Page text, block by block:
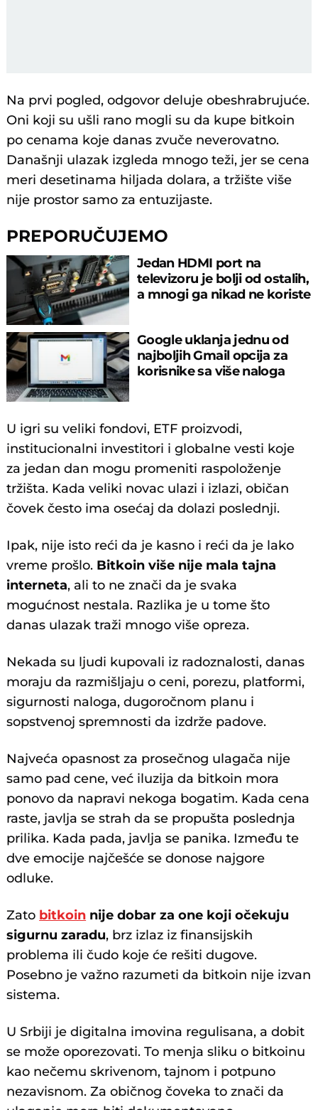
Na prvi pogled, odgovor deluje obeshrabrujuće.
Oni koji su ušli rano mogli su da kupe bitkoin
po cenama koje danas zvuče neverovatno.
Današnji ulazak izgleda mnogo teži, jer se cena
meri desetinama hiljada dolara, a tržište više
nije prostor samo za entuzijaste.
PREPORUČUJEMO
Jedan HDMI port na
televizoru je bolji od ostalih,
a mnogi ga nikad ne koriste
Google uklanja jednu od
najboljih Gmail opcija za
korisnike sa više naloga
U igri su veliki fondovi, ETF proizvodi,
institucionalni investitori i globalne vesti koje
za jedan dan mogu promeniti raspoloženje
tržišta. Kada veliki novac ulazi i izlazi, običan
čovek često ima osećaj da dolazi poslednji.
Ipak, nije isto reći da je kasno i reći da je lako
vreme prošlo. Bitkoin više nije mala tajna
interneta, ali to ne znači da je svaka
mogućnost nestala. Razlika je u tome što
danas ulazak traži mnogo više opreza.
Nekada su ljudi kupovali iz radoznalosti, danas
moraju da razmišljaju o ceni, porezu, platformi,
sigurnosti naloga, dugoročnom planu i
sopstvenoj spremnosti da izdrže padove.
Najveća opasnost za prosečnog ulagača nije
samo pad cene, već iluzija da bitkoin mora
ponovo da napravi nekoga bogatim. Kada cena
raste, javlja se strah da se propušta poslednja
prilika. Kada pada, javlja se panika. Između te
dve emocije najčešće se donose najgore
odluke.
Zato bitkoin nije dobar za one koji očekuju
sigurnu zaradu, brz izlaz iz finansijskih
problema ili čudo koje će rešiti dugove.
Posebno je važno razumeti da bitkoin nije izvan
sistema.
U Srbiji je digitalna imovina regulisana, a dobit
se može oporezovati. To menja sliku o bitkoinu
kao nečemu skrivenom, tajnom i potpuno
nezavisnom. Za običnog čoveka to znači da